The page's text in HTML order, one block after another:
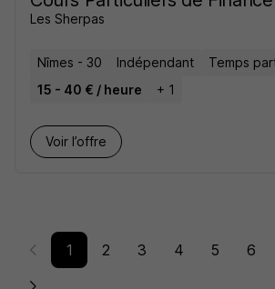
Les Sherpas
Nîmes - 30 Indépendant
Temps
15 - 40 € / heure
+ 1
Voir l’offre
1 2 3 4 5 6